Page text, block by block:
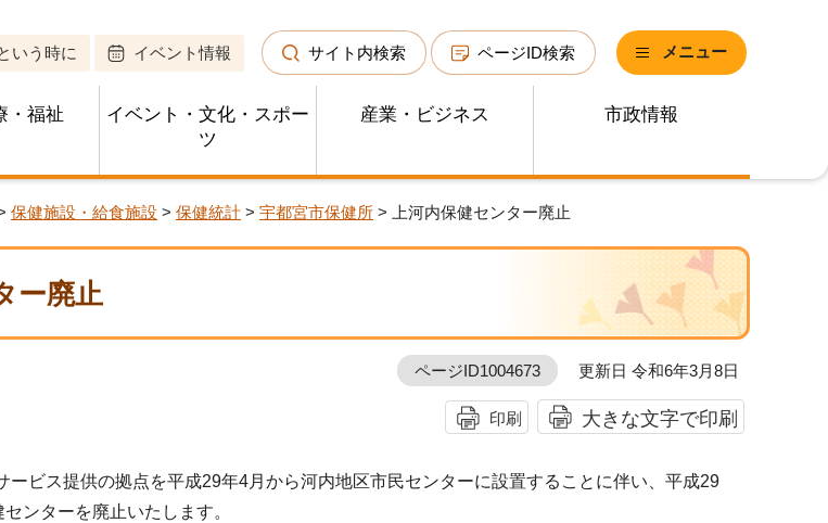
いう時に イベント情報 サイト内検索 ページID検索 メニュー
・福祉
イベント・文化・スポー
ツ
産業・ビジネス 市政情報
保健施設・給食施設 > 保健統計 > 宇都宮市保健所 > 上河内保健センター廃止
ー廃止
ページID1004673 更新日 令和6年3月8日
印刷 大きな文字で印刷
ービス提供の拠点を平成29年4月から河内地区市民センターに設置することに伴い、平成29
ンターを廃止いたします。